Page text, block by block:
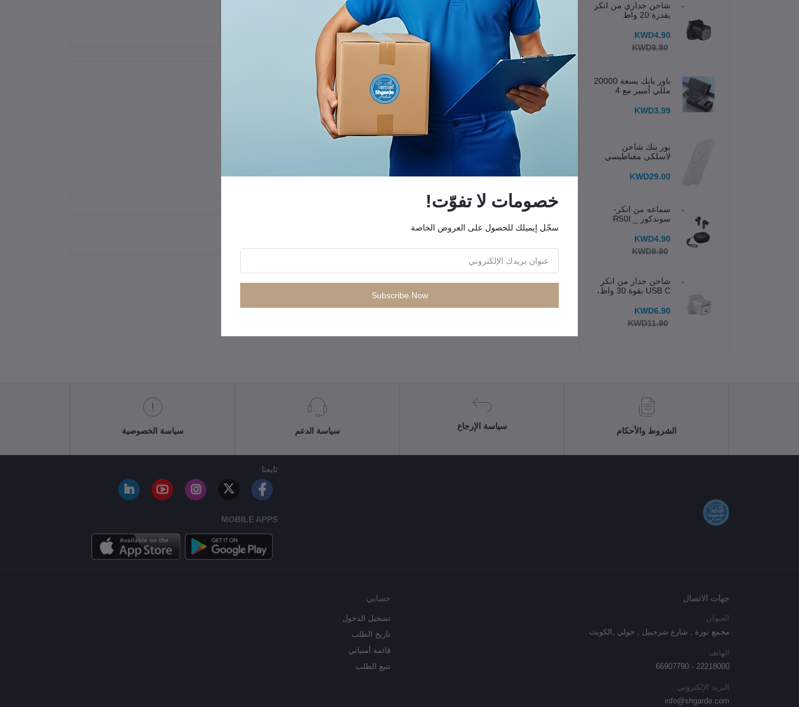
شاحن جداري من انكر
بقدرة 20 واط
KWD4.90
KWD9.90
باور بانك بسعة 20000
مللي أمبير مع 4
عرض
KWD3.99
بور بنك شاحن
لاسلكي مغناطيسي
KWD29.00
سماعه من انكر-
سوندكور _ R50I
KWD4.90
KWD9.90
شاحن جدار من انكر
USB C بقوة 30 واط،
بتقنية GaN
KWD6.90
KWD11.90
لا يوجد هناك مراجعات لهذا المنتج حتى الآن.
تلفزيون شاومي A Pro 32- L32M8-A2ME
ELA5335GL
"المنتجات التي يتم شراؤها بشكل متكرر"
الشروط والأحكام
سياسة الإرجاع
سياسة الدعم سياسة الخصوصية
تابعنا
MOBILE APPS
جهات الاتصال
العنوان
مجمع نورة , شارع شرحبيل , حولي ,الكويت
الهاتف
22218000 - 66907790
البريد الإلكتروني
info@shgarde.com
حسابي
تسجيل الدخول
تاريخ الطلب
قائمة أمنياتي
تتبع الطلب
خصومات لا تفوّت!
سجّل إيميلك للحصول على العروض الخاصة
Subscribe Now